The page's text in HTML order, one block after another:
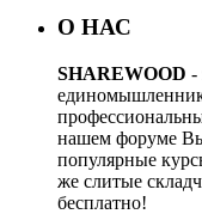
О НАС
SHAREWOOD -
нашем форуме
популярные
же слитые
бесплатно!